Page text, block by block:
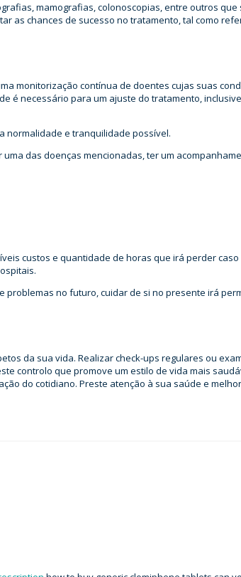
mamografias, colonoscopias, entre outros
as chances de sucesso no tratamento, tal como
monitorização contínua de doentes cujas suas
necessário para um ajuste do tratamento,
normalidade e tranquilidade possível.
das doenças mencionadas, ter um
custos e quantidade de horas que irá perder
no futuro, cuidar de si no presente irá
da sua vida. Realizar check-ups regulares ou
controlo que promove um estilo de vida mais
do cotidiano. Preste atenção à sua saúde e